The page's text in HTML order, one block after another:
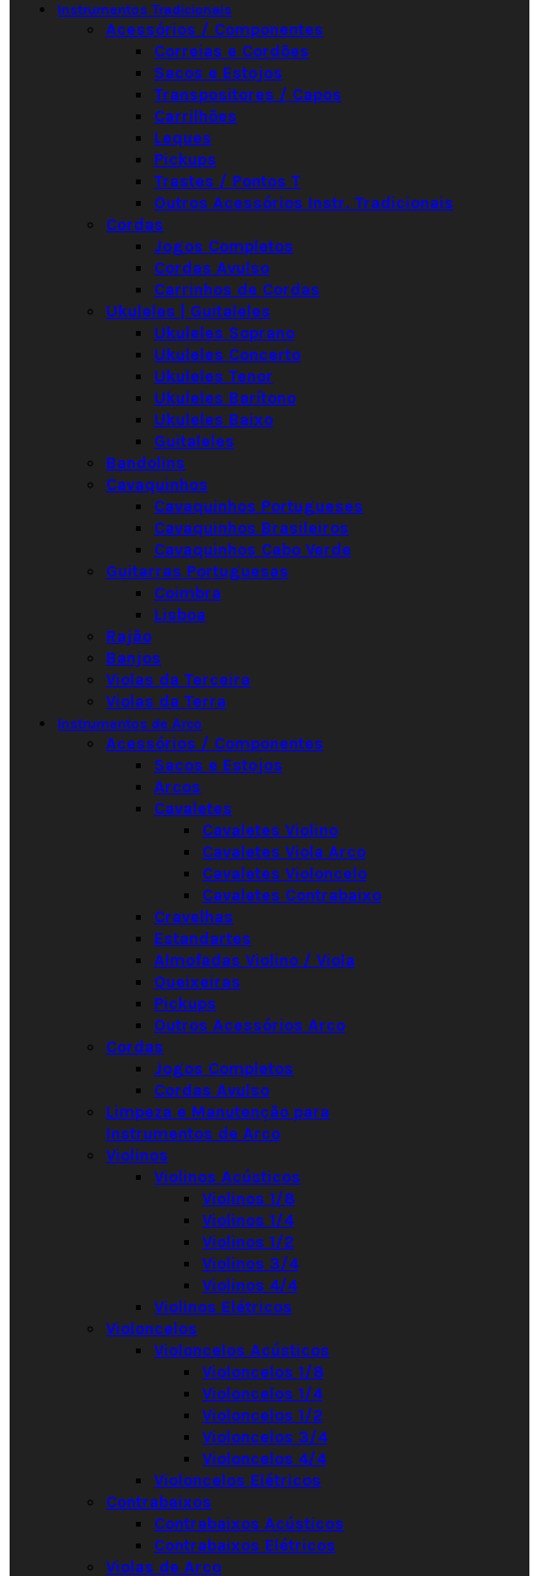
Instrumentos Tradicionais
Acessórios / Componentes
Correias e Cordões
Sacos e Estojos
Transpositores / Capos
Carrilhões
Leques
Pickups
Trastes / Pontos T
Outros Acessórios Instr. Tradicionais
Cordas
Jogos Completos
Cordas Avulso
Carrinhos de Cordas
Ukuleles | Guitaleles
Ukuleles Soprano
Ukuleles Concerto
Ukuleles Tenor
Ukuleles Barítono
Ukuleles Baixo
Guitaleles
Bandolins
Cavaquinhos
Cavaquinhos Portugueses
Cavaquinhos Brasileiros
Cavaquinhos Cabo Verde
Guitarras Portuguesas
Coimbra
Lisboa
Rajão
Banjos
Violas da Terceira
Violas da Terra
Instrumentos de Arco
Acessórios / Componentes
Sacos e Estojos
Arcos
Cavaletes
Cavaletes Violino
Cavaletes Viola Arco
Cavaletes Violoncelo
Cavaletes Contrabaixo
Cravelhas
Estandartes
Almofadas Violino / Viola
Queixeiras
Pickups
Outros Acessórios Arco
Cordas
Jogos Completos
Cordas Avulso
Limpeza e Manutenção para
Instrumentos de Arco
Violinos
Violinos Acústicos
Violinos 1/8
Violinos 1/4
Violinos 1/2
Violinos 3/4
Violinos 4/4
Violinos Elétricos
Violoncelos
Violoncelos Acústicos
Violoncelos 1/8
Violoncelos 1/4
Violoncelos 1/2
Violoncelos 3/4
Violoncelos 4/4
Violoncelos Elétricos
Contrabaixos
Contrabaixos Acústicos
Contrabaixos Elétricos
Violas de Arco